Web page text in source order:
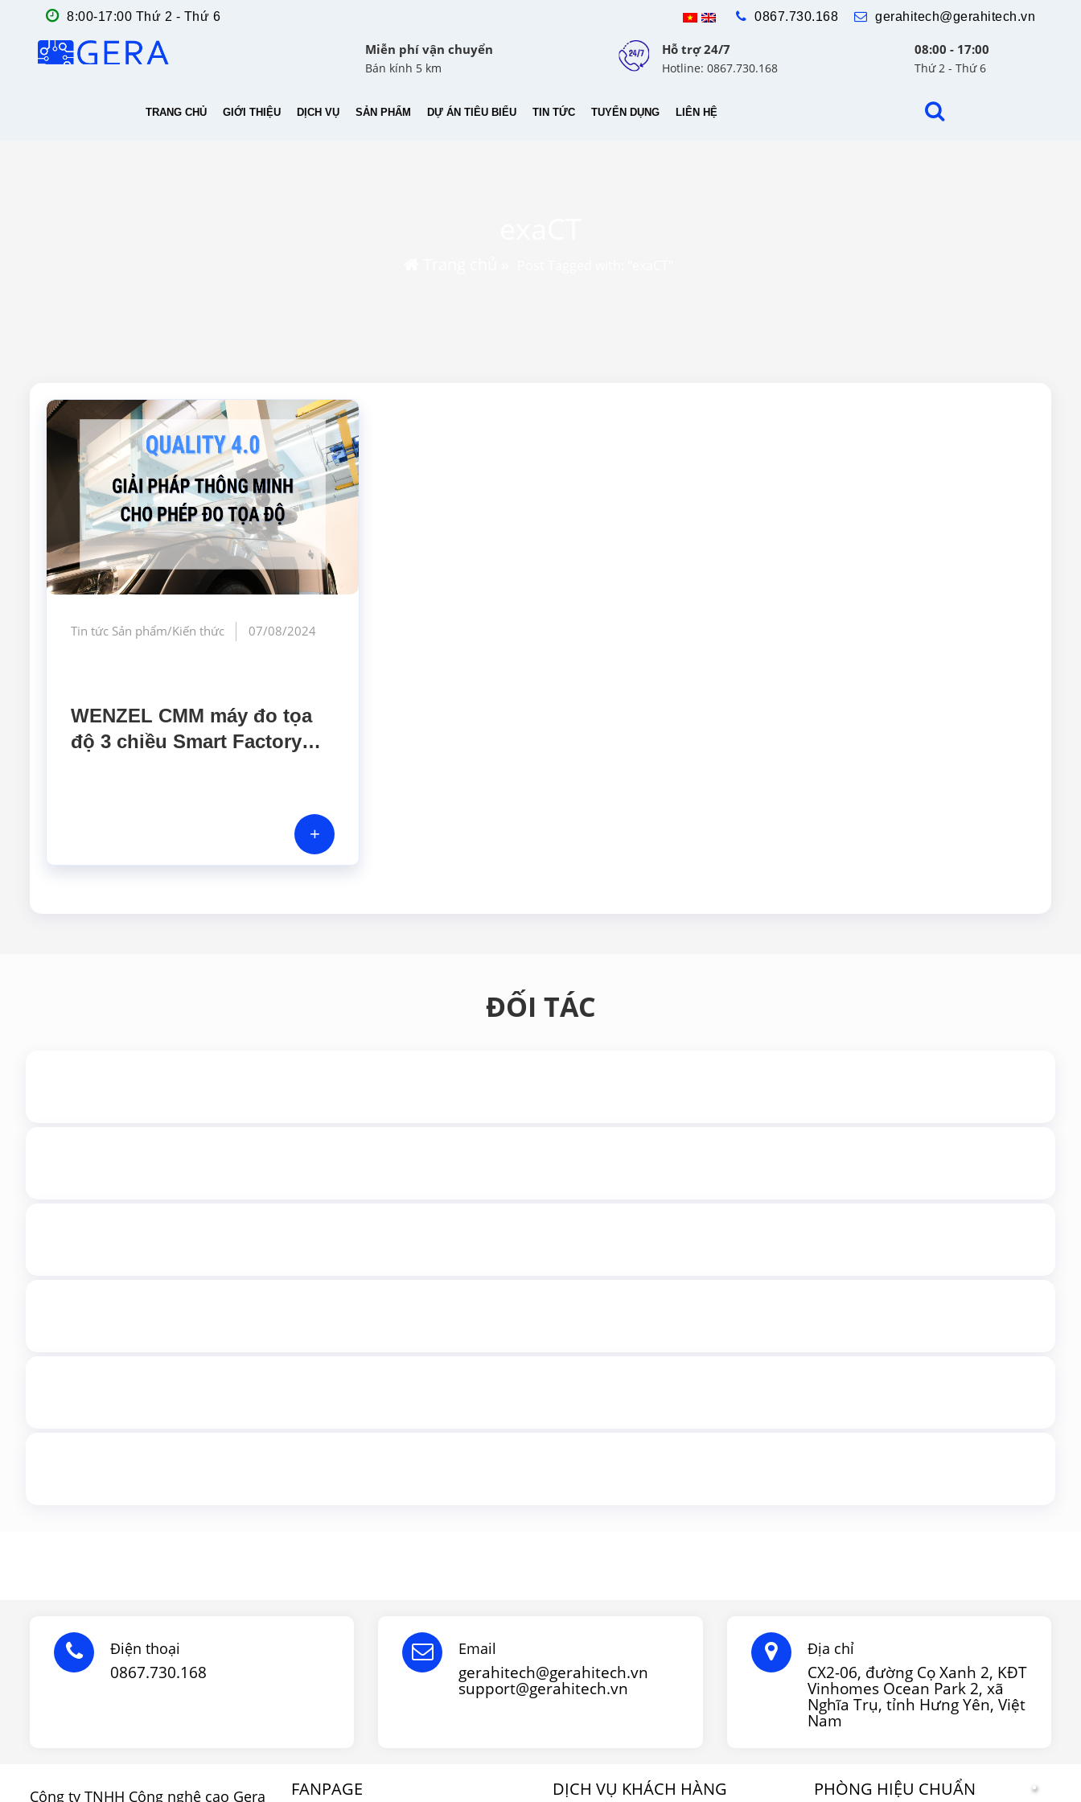
8:00-17:00 Thứ 2 - Thứ 6 gerahitech@gerahitech.vn
0867.730.168
Miễn phí vận chuyển
Bán kính 5 km
Hỗ trợ 24/7
Hotline: 0867.730.168
08:00 - 17:00
Thứ 2 - Thứ 6
TRANG CHỦ GIỚI THIỆU DỊCH VỤ SẢN PHẨM DỰ ÁN TIÊU BIỂU TIN TỨC TUYỂN DỤNG LIÊN HỆ
Tin tức Sản phẩm/Kiến thức 07/08/2024
WENZEL CMM máy đo tọa
độ 3 chiều Smart Factory
measuring machine máy đo
+
ĐỐI TÁC
Điện thoại
0867.730.168
Email
gerahitech@gerahitech.vn
support@gerahitech.vn
Địa chỉ
CX2-06, đường Cọ Xanh 2, KĐT
Vinhomes Ocean Park 2, xã
Nghĩa Trụ, tỉnh Hưng Yên, Việt
Nam
Công ty TNHH Công nghệ cao Gera FANPAGE DỊCH VỤ KHÁCH HÀNG PHÒNG HIỆU CHUẨN